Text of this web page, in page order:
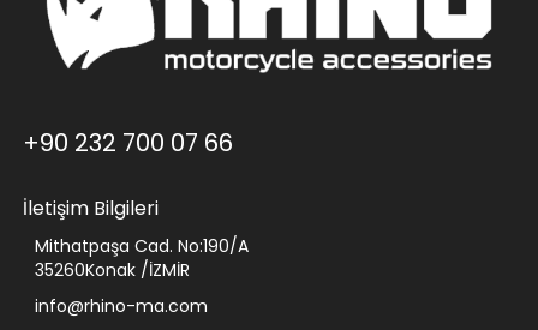
+90 232 700 07 66
İletişim Bilgileri
Mithatpaşa Cad. No:190/A
35260Konak /İZMİR
info@rhino-ma.com